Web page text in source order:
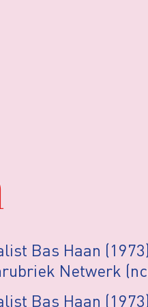
Bas Haan
Netwerk
Bas Haan